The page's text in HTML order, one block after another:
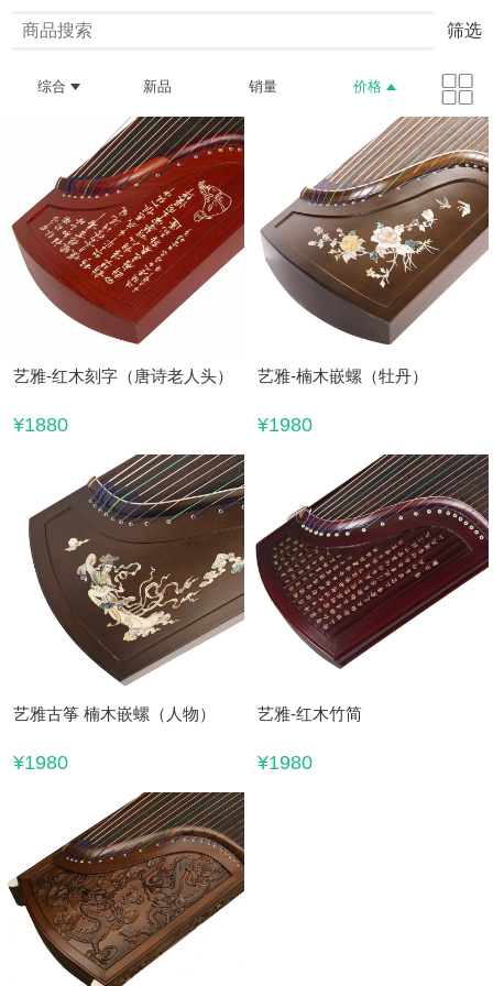
筛选
综合 新品 销量 价格
艺雅-红木刻字（唐诗老人头）
¥1880
艺雅-楠木嵌螺（牡丹）
¥1980
艺雅古筝 楠木嵌螺（人物）
¥1980
艺雅-红木竹简
¥1980